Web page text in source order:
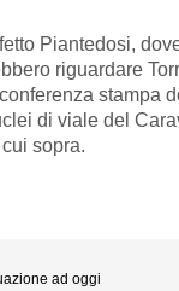
Piantedosi,
riguardare
stampa
di viale del
sopra.
ad oggi